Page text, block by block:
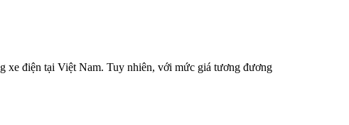
xe điện tại Việt Nam. Tuy nhiên, với mức giá tương đương